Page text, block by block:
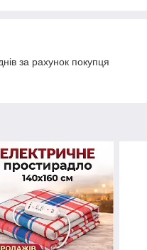
за рахунок покупця